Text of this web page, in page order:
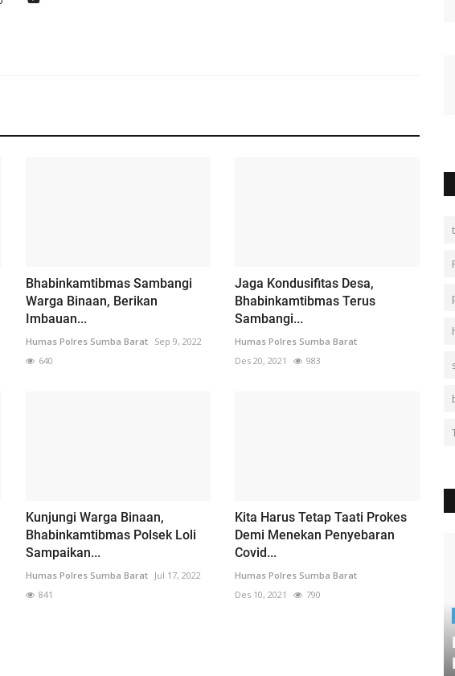
Bhabinkamtibmas Sambangi
Warga Binaan, Berikan
Imbauan...
Humas Polres Sumba Barat
Sep 9, 2022
640
Jaga Kondusifitas Desa,
Bhabinkamtibmas Terus
Sambangi...
Humas Polres Sumba Barat
Des 20, 2021
983
Kunjungi Warga Binaan,
Bhabinkamtibmas Polsek Loli
Sampaikan...
Humas Polres Sumba Barat
Jul 17, 2022
841
Kita Harus Tetap Taati Prokes
Demi Menekan Penyebaran
Covid...
Humas Polres Sumba Barat
Des 10, 2021
790